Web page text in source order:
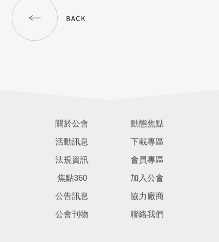
關於公會
活動訊息
法規資訊
焦點360
公告訊息
公會刊物
動態焦點
下載專區
會員專區
加入公會
協力廠商
聯絡我們